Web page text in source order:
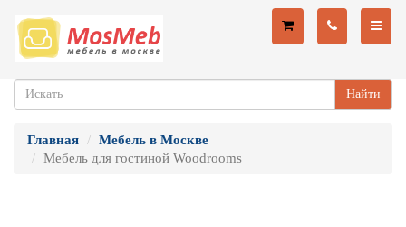
Найти
Главная
Мебель в Москве
Мебель для гостиной Woodrooms